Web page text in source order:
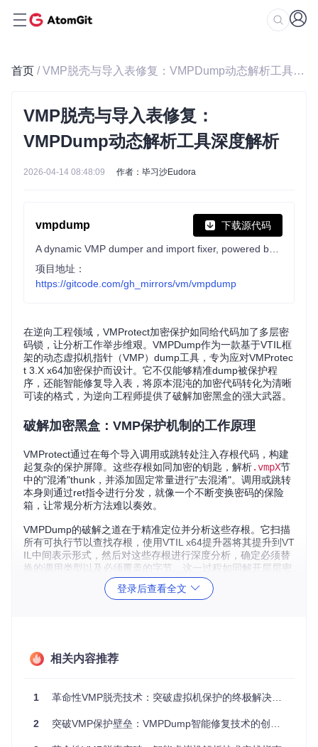
首页 / VMP脱壳与导入表修复：VMPDump动态解析工具深度解析
VMP脱壳与导入表修复：
VMPDump动态解析工具深度解析
2026-04-14 08:48:09 作者：毕习沙Eudora
vmpdump 下载源代码
项目地址：
https://gitcode.com/gh_mirrors/vm/vmpdump
在逆向工程领域，VMProtect加密保护如同给代码加了多层密
码锁，让分析工作举步维艰。VMPDump作为一款基于VTIL框
架的动态虚拟机指针（VMP）dump工具，专为应对VMProtec
t 3.X x64加密保护而设计。它不仅能够精准dump被保护程
序，还能智能修复导入表，将原本混沌的加密代码转化为清晰
可读的格式，为逆向工程师提供了破解加密黑盒的强大武器。
破解加密黑盒：VMP保护机制的工作原理
VMProtect通过在每个导入调用或跳转处注入存根代码，构建
起复杂的保护屏障。这些存根如同加密的钥匙，解析.vmpX节
中的"混淆"thunk，并添加固定常量进行"去混淆"。调用或跳转
本身则通过ret指令进行分发，就像一个不断变换密码的保险
箱，让常规分析方法难以奏效。
VMPDump的破解之道在于精准定位并分析这些存根。它扫描
所有可执行节以查找存根，使用VTIL x64提升器将其提升到VT
IL中间表示形式，然后对这些存根进行深度分析，确定必须替
换的调用类型以及必须覆盖的字节。这一过程如同解开层层密
码，最终获取程序的真实面目。
重构导入表逻辑：VMPDump的技术突破点
表示（IR），这一过程类似于将加密的文本翻译成通用语言。
登录后查看全文
相关内容推荐
1 革命性VMP脱壳技术：突破虚拟机保护的终极解决方案
2 突破VMP保护壁垒：VMPDump智能修复技术的创新实践